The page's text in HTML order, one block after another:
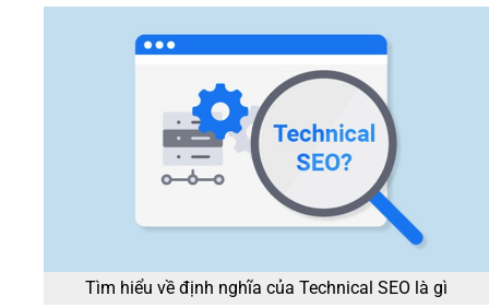
Tìm hiểu về định nghĩa của Technical SEO là gì